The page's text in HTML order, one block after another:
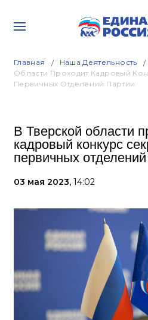
Главная Наша Деятельность
Области Проходит Кадровый
Первичных Отделений Партии
В Тверской области
кадровый конкурс
первичных
03 мая 2023, 14:02